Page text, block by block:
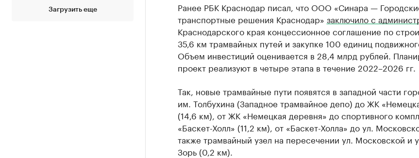
Загрузить еще
Ранее РБК Краснодар писал, что ООО «Синара —
транспортные решения Краснодар» заключило с
Краснодарского края концессионное соглашение по
35,6 км трамвайных путей и закупке 100 единиц
Объем инвестиций оценивается в 28,4 млрд рублей.
проект реализуют в четыре этапа в течение 2022–2026 гг.
Так, новые трамвайные пути появятся в западной части
им. Толбухина (Западное трамвайное депо) до ЖК
(14,6 км), от ЖК «Немецкая деревня» до спортивного
«Баскет-Холл» (11,2 км), от «Баскет-Холла» до ул.
также трамвайный узел на пересечении ул. Московской и
Зорь (0,2 км).